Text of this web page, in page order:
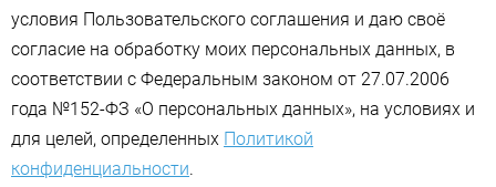
условия Пользовательского соглашения и даю своё
согласие на обработку моих персональных данных, в
соответствии с Федеральным законом от 27.07.2006
года №152-ФЗ «О персональных данных», на условиях и
для целей, определенных Политикой
конфиденциальности.